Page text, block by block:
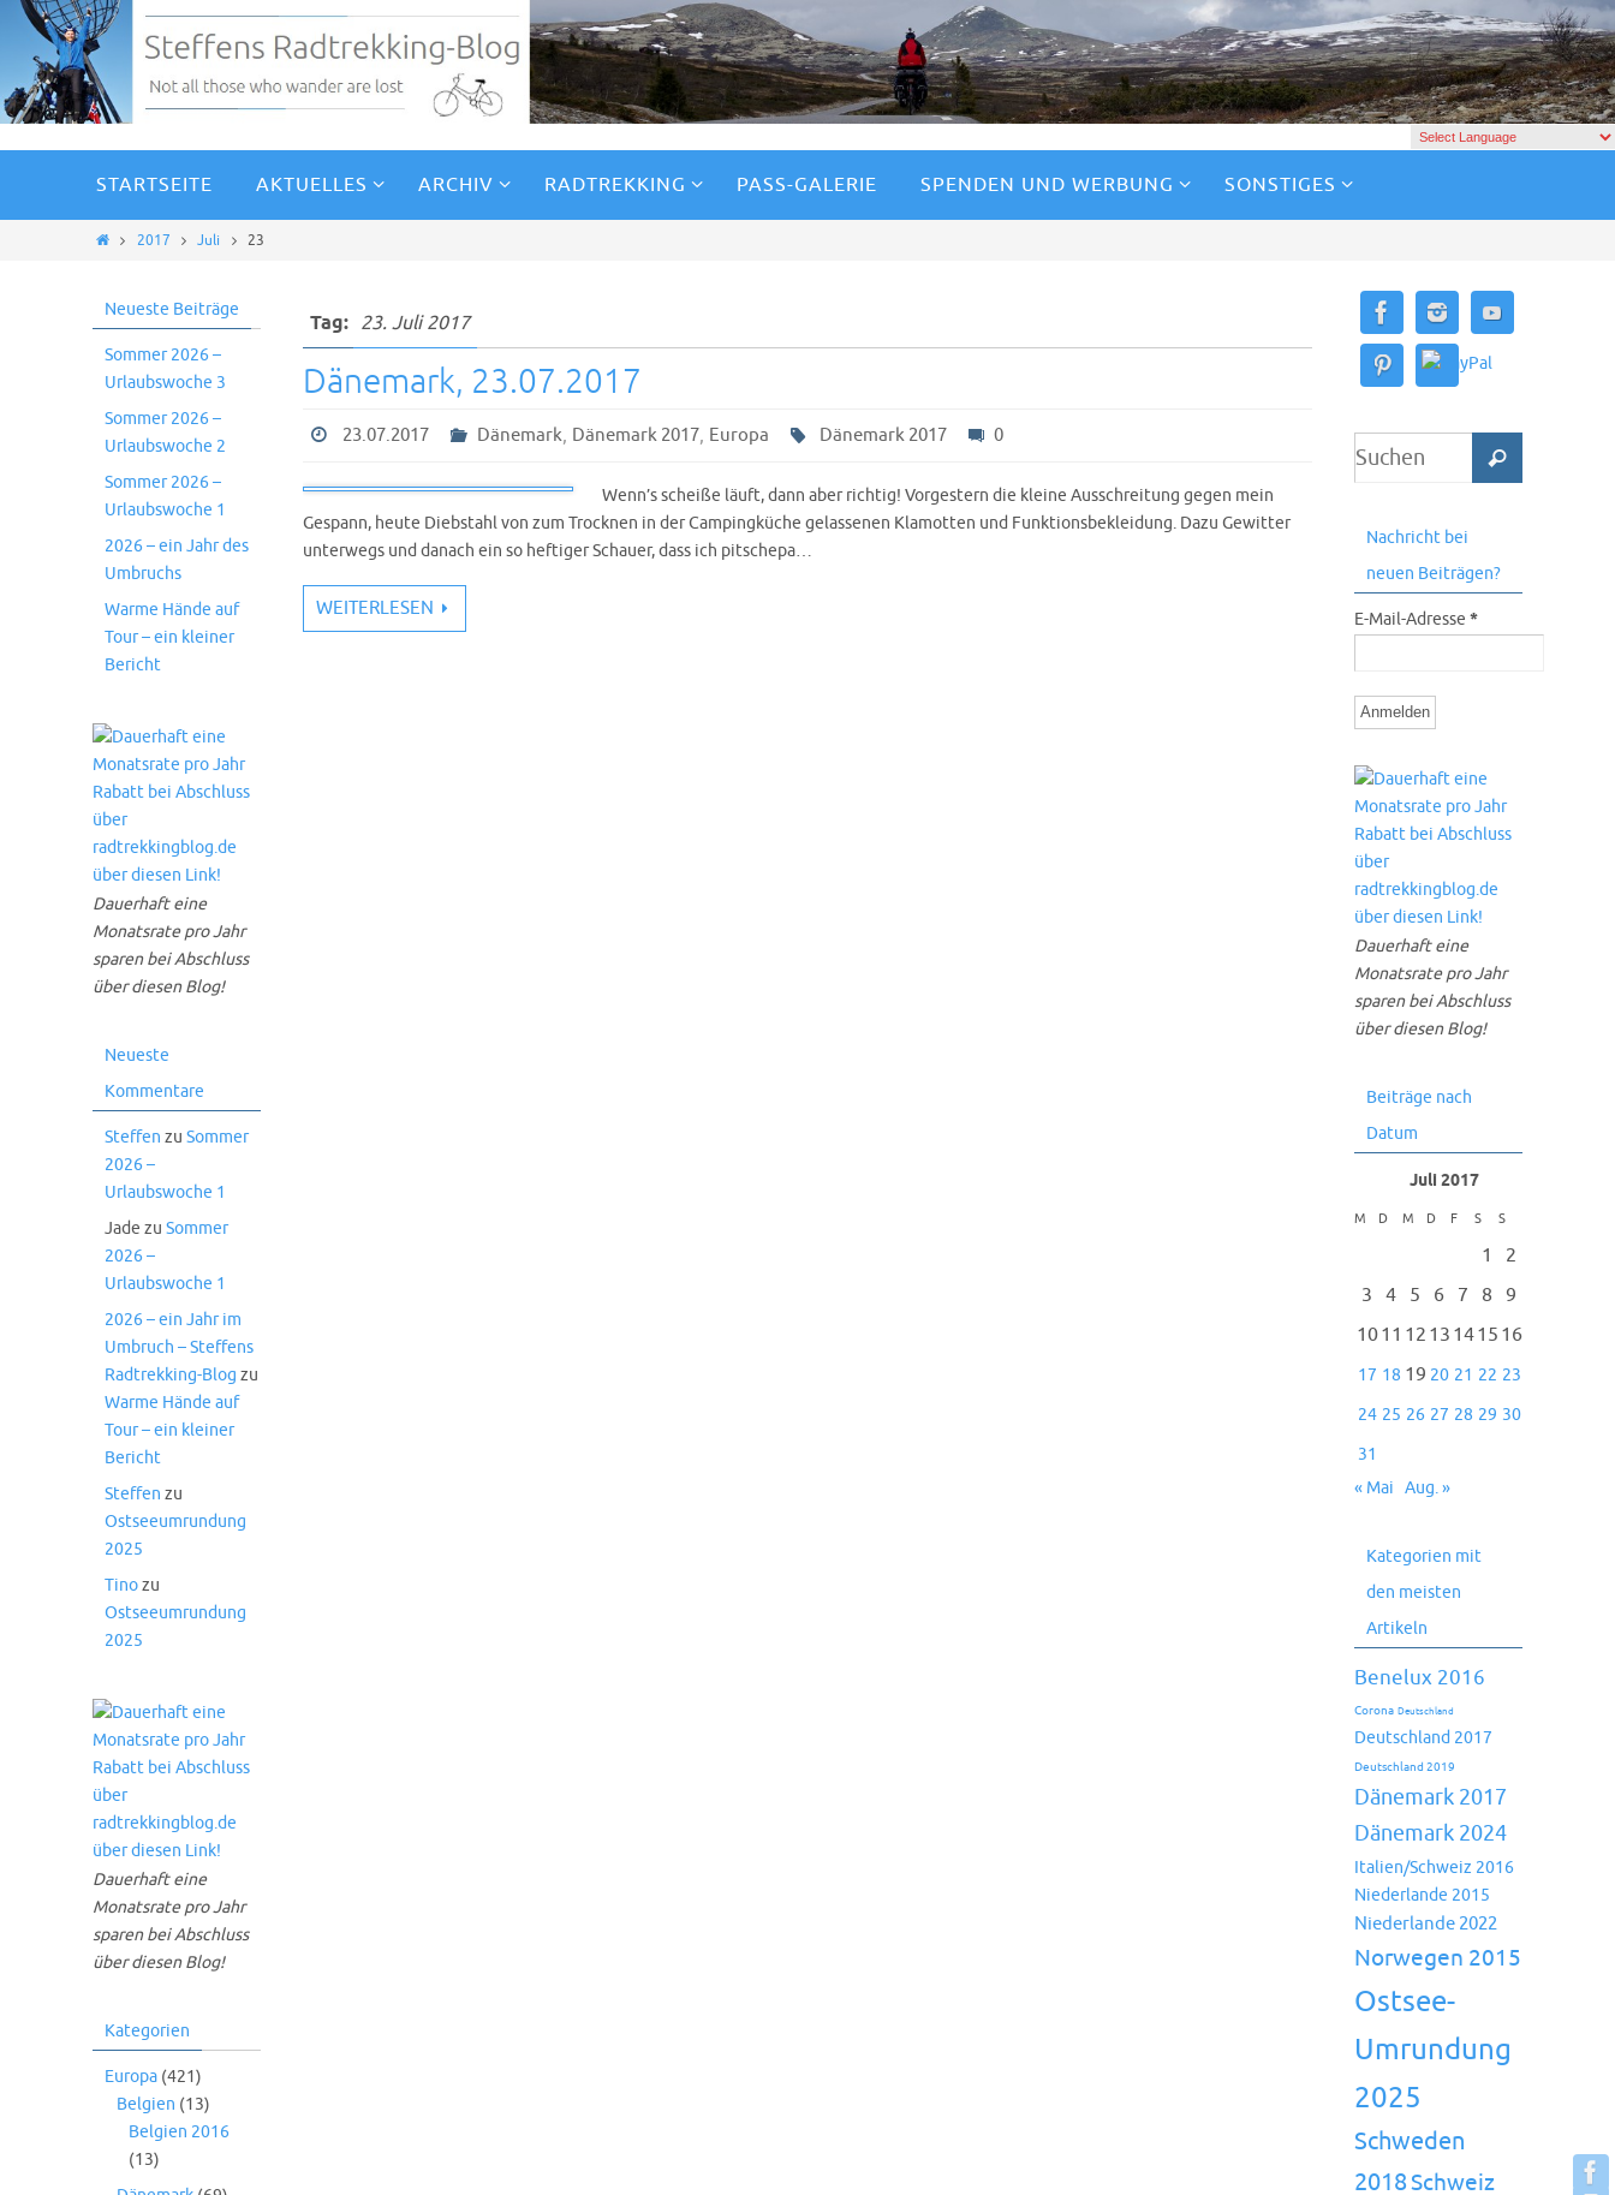
STARTSEITE AKTUELLES ARCHIV RADTREKKING PASS-GALERIE SPENDEN UND WERBUNG SONSTIGES
2017 Juli 23
Tag: 23. Juli 2017
Dänemark, 23.07.2017
23.07.2017 Dänemark, Dänemark 2017, Europa Dänemark 2017 0
Wenn’s scheiße läuft, dann aber richtig! Vorgestern die kleine Ausschreitung gegen mein
Gespann, heute Diebstahl von zum Trocknen in der Campingküche gelassenen Klamotten und Funktionsbekleidung. Dazu Gewitter
unterwegs und danach ein so heftiger Schauer, dass ich pitschepa…
WEITERLESEN
Neueste Beiträge
Sommer 2026 –
Urlaubswoche 3
Sommer 2026 –
Urlaubswoche 2
Sommer 2026 –
Urlaubswoche 1
2026 – ein Jahr des
Umbruchs
Warme Hände auf
Tour – ein kleiner
Bericht
Dauerhaft eine
Monatsrate pro Jahr
sparen bei Abschluss
über diesen Blog!
Neueste
Kommentare
Steffen zu Sommer
2026 –
Urlaubswoche 1
Jade zu Sommer
2026 –
Urlaubswoche 1
2026 – ein Jahr im
Umbruch – Steffens
Radtrekking-Blog zu
Warme Hände auf
Tour – ein kleiner
Bericht
Steffen zu
Ostseeumrundung
2025
Tinozu
Ostseeumrundung
2025
Dauerhaft eine
Monatsrate pro Jahr
sparen bei Abschluss
über diesen Blog!
Kategorien
Europa (421)
Belgien (13)
Belgien 2016
(13)
Nachricht bei
neuen Beiträgen?
E-Mail-Adresse *
Dauerhaft eine
Monatsrate pro Jahr
sparen bei Abschluss
über diesen Blog!
Beiträge nach
Datum
Juli 2017
M D M D F S S
1
2
3 4 5 6 7 8 9
1011 12 13 1415 16
17 18 19 20 21 22 23
24 25 26 27 28 29 30
31
« Mai Aug. »
Kategorien mit
den meisten
Artikeln
Benelux 2016
Corona Deutschland
Deutschland 2017
Deutschland 2019
Dänemark 2017
Dänemark 2024
Italien/Schweiz 2016
Niederlande 2015
Niederlande 2022
Norwegen 2015
Ostsee-
Umrundung
2025
Schweden
2018Schweiz